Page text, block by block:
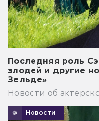
Последняя роль
злодей и другие
Зельде»
Новости об
Новости